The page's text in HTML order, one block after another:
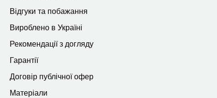
Відгуки та побажання
Вироблено в Україні
Рекомендації з догляду
Гарантії
Договір публічної офер
Матеріали